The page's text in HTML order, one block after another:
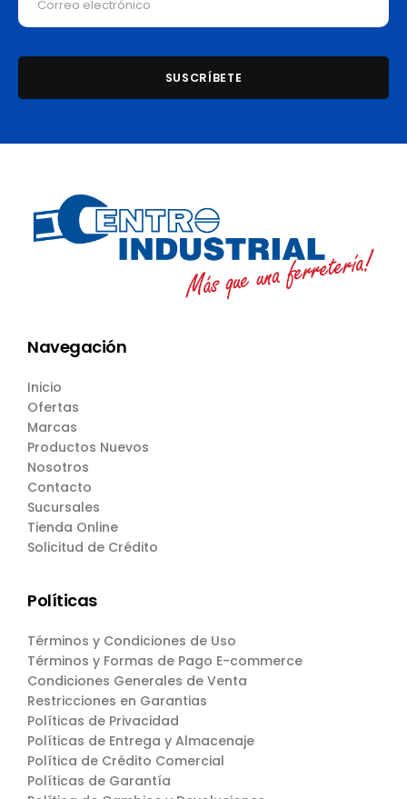
Navegación
Inicio
Ofertas
Marcas
Productos Nuevos
Nosotros
Contacto
Sucursales
Tienda Online
Solicitud de Crédito
Políticas
Términos y Condiciones de Uso
Términos y Formas de Pago E-commerce
Condiciones Generales de Venta
Restricciones en Garantias
Políticas de Privacidad
Políticas de Entrega y Almacenaje
Política de Crédito Comercial
Políticas de Garantía